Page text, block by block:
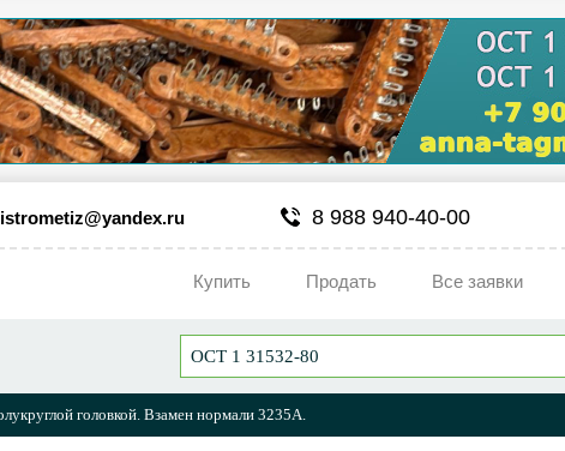
8 988 940-40-00
Купить Продать Все заявки
головкой. Взамен нормали 3235А.